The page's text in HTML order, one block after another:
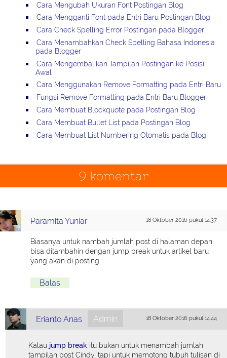
Cara Mengubah Ukuran Font Postingan Blog
Cara Mengganti Font pada Entri Baru Postingan Blog
Cara Check Spelling Error Postingan pada Blogger
Cara Menambahkan Check Spelling Bahasa Indonesia
pada Blogger
Cara Mengembalikan Tampilan Postingan ke Posisi
Awal
Cara Menggunakan Remove Formatting pada Entri Baru
Fungsi Remove Formatting pada Entri Baru Blogger
Cara Membuat Blockquote pada Postingan Blog
Cara Membuat Bullet List pada Postingan Blog
Cara Membuat List Numbering Otomatis pada Blog
9 komentar
Paramita Yuniar 18 Oktober 2016 pukul 14.37
Biasanya untuk nambah jumlah post di halaman depan,
bisa ditambahin dengan jump break untuk artikel baru
yang akan di posting
Balas
Erianto Anas Admin 18 Oktober 2016 pukul 14.44
Kalau jump break itu bukan untuk menambah jumlah
tampilan post Cindy, tapi untuk memotong tubuh tulisan di